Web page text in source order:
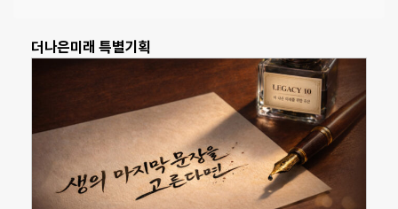
더나은미래 특별기획